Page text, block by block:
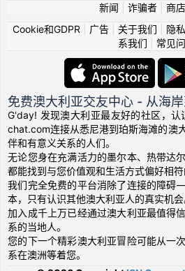
新闻 诈骗者| 商店
Cookie和GDPR
广告| 关于我们 隐私
系我们
常见
免费澳大利亚交友中心 - 从海
G'day! 发现澳大利亚最友好的社区，
chat.com连接从悉尼港到珀斯海滩的澳
伴和有意义关系的人们。
无论您身在充满活力的墨尔本、热带达
都能找到与您价值观和生活方式偏好相符
我们完全免费的平台消除了连接的障
本，只有认识其他澳大利亚人的真实机会
加入成千上万已经通过澳大利亚最值得
系的当地人。
您的下一个精彩澳大利亚冒险可能从一
系在澳洲等着您。